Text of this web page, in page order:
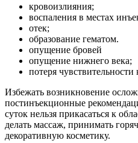
кровоизлияния;
воспаления в местах
отек;
образование гематом.
опущение бровей
опущение нижнего века;
потеря чувствительности
Избежать возникновение
постинъекционные
суток нельзя прикасаться к
делать массаж, принимать
декоративную косметику.